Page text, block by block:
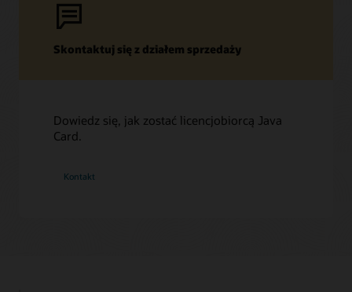
Skontaktuj się z działem sprzedaży
Dowiedz się, jak zostać licencjobiorcą Java
Card.
Kontakt